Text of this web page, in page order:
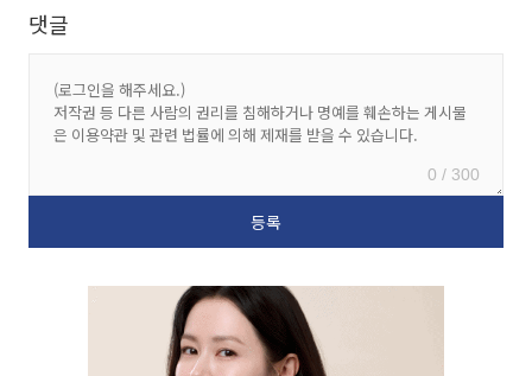
댓글
0 / 300